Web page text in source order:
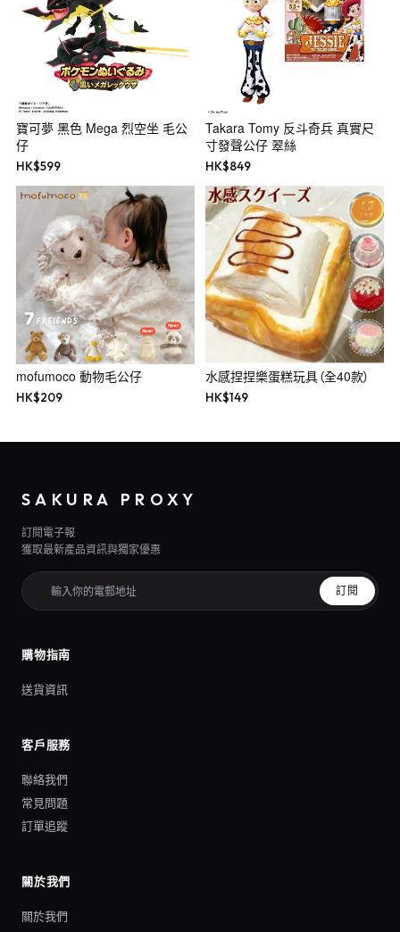
寶可夢 黑色 Mega 烈空坐 毛公
仔
HK$599
Takara Tomy 反斗奇兵 真實尺
寸發聲公仔 翠絲
HK$849
mofumoco 動物毛公仔
HK$209
水感捏捏樂蛋糕玩具（全40款）
HK$149
SAKURA PROXY
訂閱電子報
獲取最新產品資訊與獨家優惠
訂閱
購物指南
送貨資訊
客戶服務
聯絡我們
常見問題
訂單追蹤
關於我們
關於我們